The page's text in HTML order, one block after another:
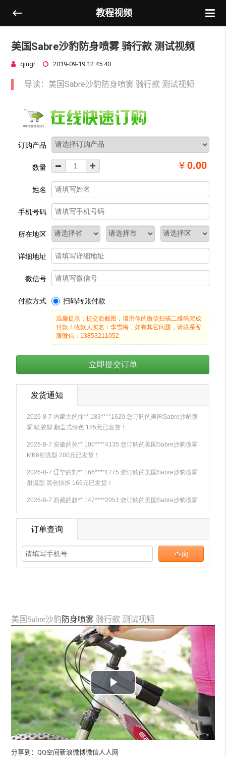
教程视频
美国Sabre沙豹防身喷雾 骑行款 测试视频
qingr 2019-09-19 12:45:40
导读：美国Sabre沙豹防身喷雾 骑行款 测试视频
美国Sabre沙豹 防身喷雾 骑行款 测试视频
Play
Video
分享到：QQ空间新浪微博微信人人网